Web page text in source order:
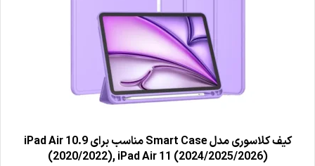
کیف کلاسوری مدل Smart Case مناسب برای iPad Air 10.9
(2020/2022), iPad Air 11 (2024/2025/2026)